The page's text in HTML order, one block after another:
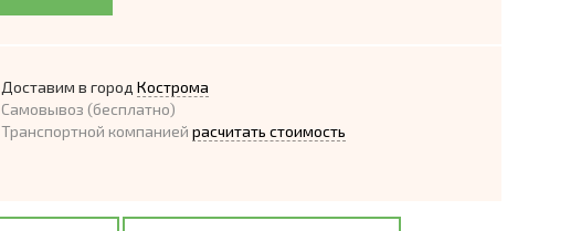
Доставим в город Кострома
Самовывоз (бесплатно)
Транспортной компанией расчитать стоимость